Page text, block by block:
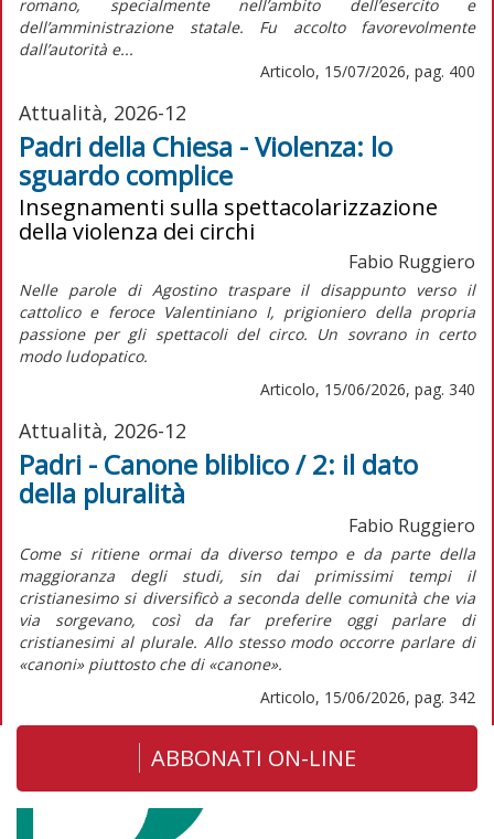
romano, specialmente nell’ambito dell’esercito e
dell’amministrazione statale. Fu accolto favorevolmente
dall’autorità e...
Articolo, 15/07/2026, pag. 400
Attualità, 2026-12
Padri della Chiesa - Violenza: lo
sguardo complice
Insegnamenti sulla spettacolarizzazione
della violenza dei circhi
Fabio Ruggiero
Nelle parole di Agostino traspare il disappunto verso il
cattolico e feroce Valentiniano I, prigioniero della propria
passione per gli spettacoli del circo. Un sovrano in certo
modo ludopatico.
Articolo, 15/06/2026, pag. 340
Attualità, 2026-12
Padri - Canone bliblico / 2: il dato
della pluralità
Fabio Ruggiero
Come si ritiene ormai da diverso tempo e da parte della
maggioranza degli studi, sin dai primissimi tempi il
cristianesimo si diversificò a seconda delle comunità che via
via sorgevano, così da far preferire oggi parlare di
cristianesimi al plurale. Allo stesso modo occorre parlare di
«canoni» piuttosto che di «canone».
Articolo, 15/06/2026, pag. 342
ABBONATI ON-LINE